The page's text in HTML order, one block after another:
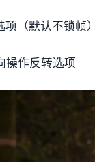
项（默认不锁帧
操作反转选项